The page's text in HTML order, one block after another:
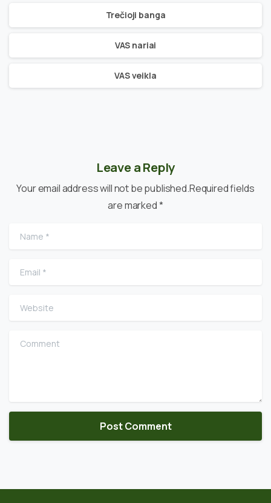
Trečioji banga
VAS nariai
VAS veikla
Leave a Reply
Your email address will not be published.Required fields
are marked *
Name
Email
Website
Comment